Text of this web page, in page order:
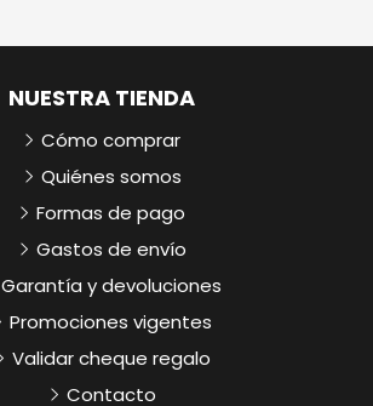
NUESTRA TIENDA
Cómo comprar
Quiénes somos
Formas de pago
Gastos de envío
Garantía y devoluciones
Promociones vigentes
Validar cheque regalo
Contacto